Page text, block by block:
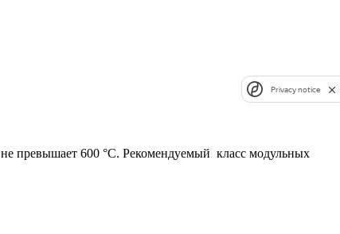
превышает 600 °C. Рекомендуемый класс модульных
Privacy notice